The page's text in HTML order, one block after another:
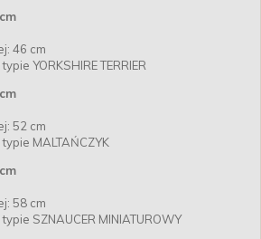
46 cm
YORKSHIRE TERRIER
52 cm
MALTAŃCZYK
58 cm
SZNAUCER MINIATUROWY